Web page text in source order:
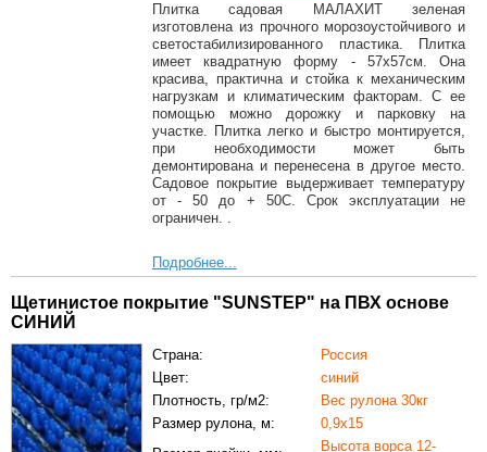
Плитка садовая МАЛАХИТ зеленая
изготовлена из прочного морозоустойчивого и
светостабилизированного пластика. Плитка
имеет квадратную форму - 57х57см. Она
красива, практична и стойка к механическим
нагрузкам и климатическим факторам. С ее
помощью можно дорожку и парковку на
участке. Плитка легко и быстро монтируется,
при необходимости может быть
демонтирована и перенесена в другое место.
Садовое покрытие выдерживает температуру
от - 50 до + 50С. Срок эксплуатации не
ограничен. .
Подробнее...
Щетинистое покрытие "SUNSTEP" на ПВХ основе
СИНИЙ
Страна:
Россия
Цвет:
синий
Плотность, гр/м2:
Вес рулона 30кг
Размер рулона, м:
0,9х15
Высота ворса 12-